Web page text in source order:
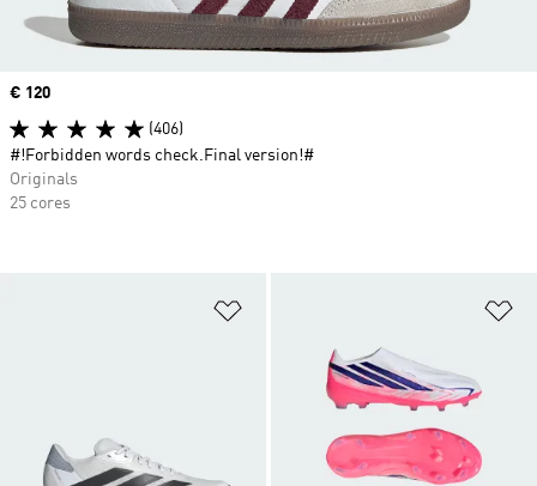
Price
€ 120
(406)
#!Forbidden words check.Final version!#
Originals
25 cores